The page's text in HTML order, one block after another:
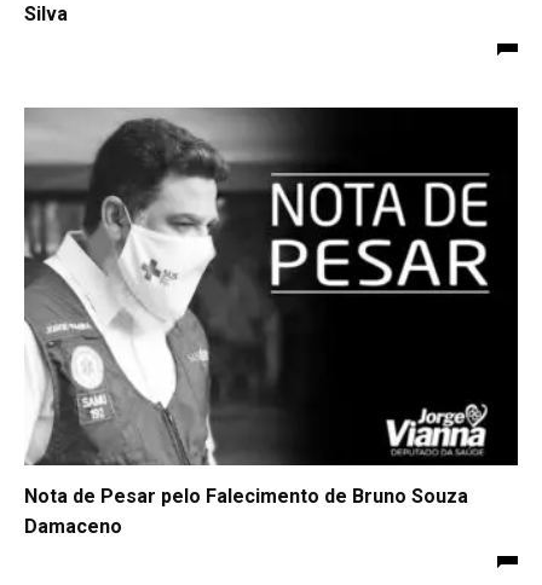
Silva
Nota de Pesar pelo Falecimento de Bruno Souza
Damaceno